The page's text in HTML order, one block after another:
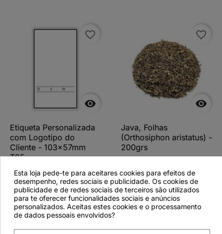

favorite_border
Etiqueta Personalizada
com Logotipo do
Cliente - 103x57mm
T25
Ver detalhes

favorite_border
Java, Folhas
(Orthosiphon aristatus) -
200grs
Ver detalhes
Esta loja pede-te para aceitares cookies para efeitos de
desempenho, redes sociais e publicidade. Os cookies de
publicidade e de redes sociais de terceiros são utilizados
para te oferecer funcionalidades sociais e anúncios
personalizados. Aceitas estes cookies e o processamento
de dados pessoais envolvidos?